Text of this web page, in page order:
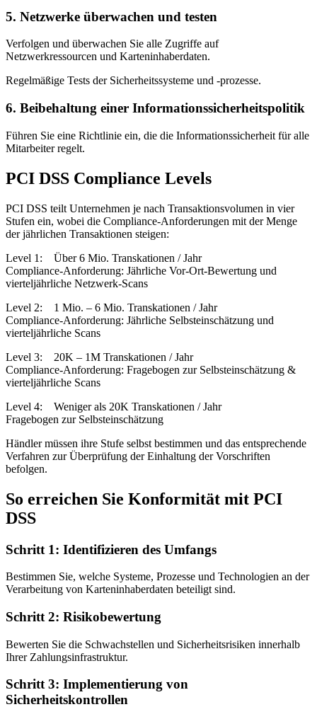
5. Netzwerke überwachen und testen
Verfolgen und überwachen Sie alle Zugriffe auf
Netzwerkressourcen und Karteninhaberdaten.
Regelmäßige Tests der Sicherheitssysteme und -prozesse.
6. Beibehaltung einer Informationssicherheitspolitik
Führen Sie eine Richtlinie ein, die die Informationssicherheit für alle
Mitarbeiter regelt.
PCI DSS Compliance Levels
PCI DSS teilt Unternehmen je nach Transaktionsvolumen in vier
Stufen ein, wobei die Compliance-Anforderungen mit der Menge
der jährlichen Transaktionen steigen:
Level 1: Über 6 Mio. Transkationen / Jahr
Compliance-Anforderung: Jährliche Vor-Ort-Bewertung und
vierteljährliche Netzwerk-Scans
Level 2: 1 Mio. – 6 Mio. Transkationen / Jahr
Compliance-Anforderung: Jährliche Selbsteinschätzung und
vierteljährliche Scans
Level 3: 20K – 1M Transkationen / Jahr
Compliance-Anforderung: Fragebogen zur Selbsteinschätzung &
vierteljährliche Scans
Level 4: Weniger als 20K Transkationen / Jahr
Fragebogen zur Selbsteinschätzung
Händler müssen ihre Stufe selbst bestimmen und das entsprechende
Verfahren zur Überprüfung der Einhaltung der Vorschriften
befolgen.
So erreichen Sie Konformität mit PCI
DSS
Schritt 1: Identifizieren des Umfangs
Bestimmen Sie, welche Systeme, Prozesse und Technologien an der
Verarbeitung von Karteninhaberdaten beteiligt sind.
Schritt 2: Risikobewertung
Bewerten Sie die Schwachstellen und Sicherheitsrisiken innerhalb
Ihrer Zahlungsinfrastruktur.
Schritt 3: Implementierung von
Sicherheitskontrollen